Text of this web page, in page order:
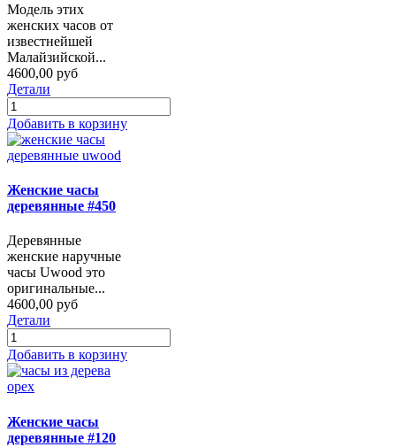
Модель этих
женских часов от
известнейшей
Малайзийской...
4600,00 руб
Детали
Добавить в корзину
Женские часы
деревянные #450
Деревянные
женские наручные
часы Uwood это
оригинальные...
4600,00 руб
Детали
Добавить в корзину
Женские часы
деревянные #120